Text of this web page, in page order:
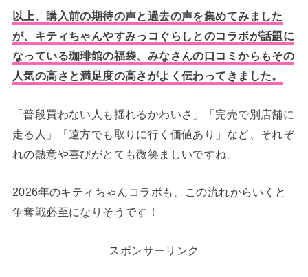
以上、購入前の期待の声と過去の声を集めてみました
が、キティちゃんやすみっコぐらしとのコラボが話題に
なっている珈琲館の福袋、みなさんの口コミからもその
人気の高さと満足度の高さがよく伝わってきました。
「普段買わない人も揺れるかわいさ」「完売で別店舗に
走る人」「遠方でも取りに行く価値あり」など、それぞ
れの熱意や喜びがとても微笑ましいですね。
2026年のキティちゃんコラボも、この流れからいくと
争奪戦必至になりそうです！
スポンサーリンク